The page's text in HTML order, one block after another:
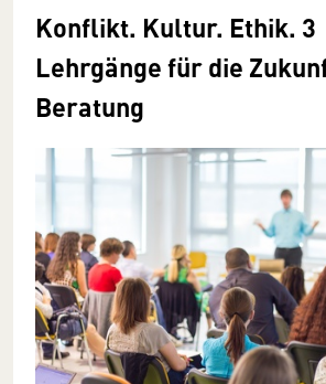
Konflikt. Kultur. Ethik. 3
Lehrgänge für die
Beratung